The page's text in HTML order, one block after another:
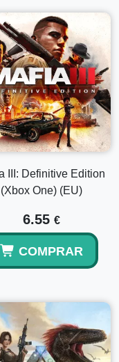
III: Definitive Edition
(Xbox One) (EU)
6.55 €
COMPRAR